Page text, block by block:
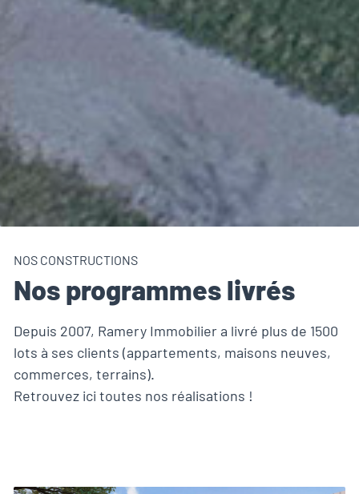
NOS CONSTRUCTIONS
Nos programmes livrés
Depuis 2007, Ramery Immobilier a livré plus de 1500
lots à ses clients (appartements, maisons neuves,
commerces, terrains).
Retrouvez ici toutes nos réalisations !